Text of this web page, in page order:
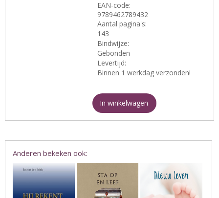
EAN-code:
9789462789432
Aantal pagina's:
143
Bindwijze:
Gebonden
Levertijd:
Binnen 1 werkdag verzonden!
In winkelwagen
Anderen bekeken ook: